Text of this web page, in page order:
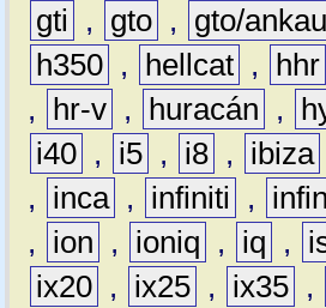
gti
, gto , gto/
h350 , hellcat , hhr
,
hr-v , huracán ,
i40 , i5 , i8 , ibiza
,
inca , infiniti ,
,
ion , ioniq , iq ,
ix20 , ix25 , ix35 ,